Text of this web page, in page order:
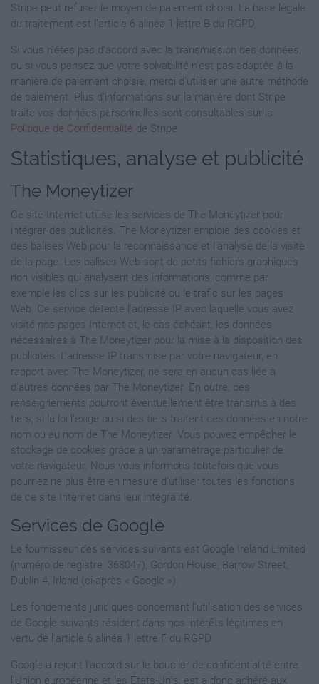
Stripe peut refuser le moyen de paiement choisi. La base légale
du traitement est l'article 6 alinéa 1 lettre B du RGPD.
Si vous n'êtes pas d'accord avec la transmission des données,
ou si vous pensez que votre solvabilité n'est pas adaptée à la
manière de paiement choisie, merci d'utiliser une autre méthode
de paiement. Plus d’informations sur la manière dont Stripe
traite vos données personnelles sont consultables sur la
Politique de Confidentialité de Stripe.
Statistiques, analyse et publicité
The Moneytizer
Ce site Internet utilise les services de The Moneytizer pour
intégrer des publicités. The Moneytizer emploie des cookies et
des balises Web pour la reconnaissance et l'analyse de la visite
de la page. Les balises Web sont de petits fichiers graphiques
non visibles qui analysent des informations, comme par
exemple les clics sur les publicité ou le trafic sur les pages
Web. Ce service détecte l'adresse IP avec laquelle vous avez
visité nos pages Internet et, le cas échéant, les données
nécessaires à The Moneytizer pour la mise à la disposition des
publicités. L'adresse IP transmise par votre navigateur, en
rapport avec The Moneytizer, ne sera en aucun cas liée à
d'autres données par The Moneytizer. En outre, ces
renseignements pourront éventuellement être transmis à des
tiers, si la loi l'exige ou si des tiers traitent ces données en notre
nom ou au nom de The Moneytizer. Vous pouvez empêcher le
stockage de cookies grâce à un paramétrage particulier de
votre navigateur. Nous vous informons toutefois que vous
pourriez ne plus être en mesure d'utiliser toutes les fonctions
de ce site Internet dans leur intégralité.
Services de Google
Le fournisseur des services suivants est Google Ireland Limited
(numéro de registre: 368047), Gordon House, Barrow Street,
Dublin 4, Irland (ci-après « Google »).
Les fondements juridiques concernant l'utilisation des services
de Google suivants résident dans nos intérêts légitimes en
vertu de l'article 6 alinéa 1 lettre F du RGPD.
Google a rejoint l'accord sur le bouclier de confidentialité entre
l’Union européenne et les États-Unis, est a donc adhéré aux